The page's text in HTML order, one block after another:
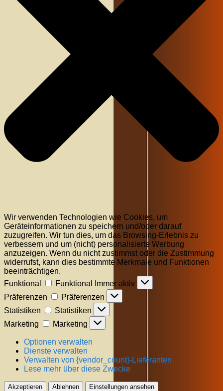
Wir verwenden Technologien wie Cookies, um
Geräteinformationen zu speichern und/oder darauf
zuzugreifen. Wir tun dies, um das Browsing-Erlebnis zu
verbessern und um (nicht) personalisierte Werbung
anzuzeigen. Wenn du nicht zustimmst oder die Zustimmung
widerrufst, kann dies bestimmte Merkmale und Funktionen
beeinträchtigen.
Funktional
Funktional
Immer aktiv
Präferenzen
Präferenzen
Statistiken
Statistiken
Marketing
Marketing
Optionen verwalten
Dienste verwalten
Verwalten von {vendor_count}-Lieferanten
Lese mehr über diese Zwecke
Akzeptieren Ablehnen
Einstellungen ansehen